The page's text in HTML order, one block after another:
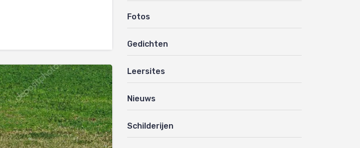
Fotos
Gedichten
Leersites
Nieuws
Schilderijen